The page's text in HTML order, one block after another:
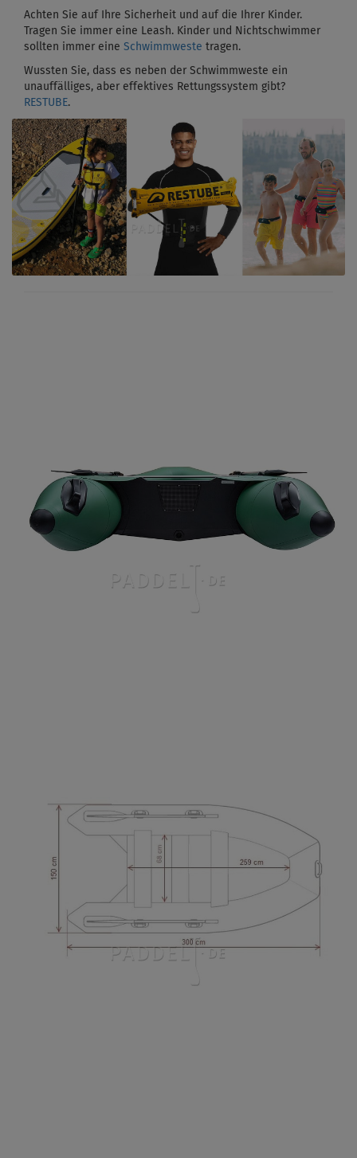
Achten Sie auf Ihre Sicherheit und auf die Ihrer Kinder.
Tragen Sie immer eine Leash. Kinder und Nichtschwimmer
sollten immer eine Schwimmweste tragen.
Wussten Sie, dass es neben der Schwimmweste ein
unauffälliges, aber effektives Rettungssystem gibt?
RESTUBE.